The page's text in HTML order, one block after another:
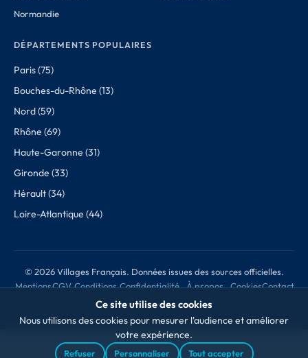
Normandie
DÉPARTEMENTS POPULAIRES
Paris (75)
Bouches-du-Rhône (13)
Nord (59)
Rhône (69)
Haute-Garonne (31)
Gironde (33)
Hérault (34)
Loire-Atlantique (44)
© 2026 Villages Français. Données issues des sources officielles.
MentionsCGV Conditions
de retour
Confidentialité
À propos
des données
CookiesContact
Ce site utilise des cookies
Nous utilisons des cookies pour mesurer l'audience et améliorer
votre expérience.
Refuser Personnaliser Tout accepter